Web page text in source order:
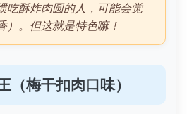
吃酥炸肉圆的人，可能会觉
）。但这就是特色嘛！
（梅干扣肉口味）